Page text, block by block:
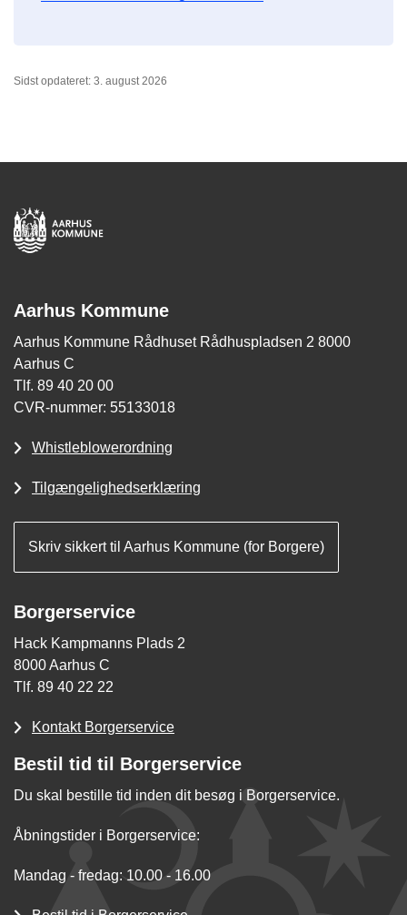
Sidst opdateret: 3. august 2026
Aarhus Kommune
Aarhus Kommune Rådhuset Rådhuspladsen 2 8000
Aarhus C
Tlf. 89 40 20 00
CVR-nummer: 55133018
Whistleblowerordning
Tilgængelighedserklæring
Skriv sikkert til Aarhus Kommune (for Borgere)
Borgerservice
Hack Kampmanns Plads 2
8000 Aarhus C
Tlf. 89 40 22 22
Kontakt Borgerservice
Bestil tid til Borgerservice
Du skal bestille tid inden dit besøg i Borgerservice.
Åbningstider i Borgerservice:
Mandag - fredag: 10.00 - 16.00